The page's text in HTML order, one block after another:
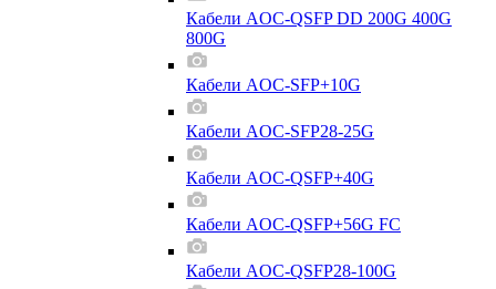
Кабели AOC-QSFP DD 200G 400G
800G
Кабели AOC-SFP+10G
Кабели AOC-SFP28-25G
Кабели AOC-QSFP+40G
Кабели AOC-QSFP+56G FC
Кабели AOC-QSFP28-100G